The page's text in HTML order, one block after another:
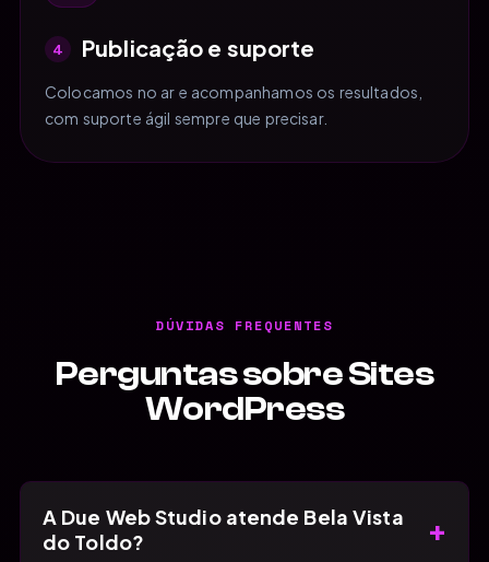
4 Publicação e suporte
Colocamos no ar e acompanhamos os resultados,
com suporte ágil sempre que precisar.
DÚVIDAS FREQUENTES
Perguntas sobre Sites
WordPress
A Due Web Studio atende Bela Vista
do Toldo?
+